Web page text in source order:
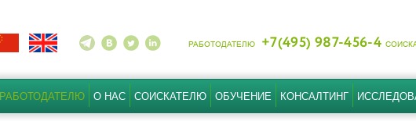
РАБОТОДАТЕЛЮ +7(495) 987-456-4
РАБОТОДАТЕЛЮ О НАС СОИСКАТЕЛЮ ОБУЧЕНИЕ КОНСАЛТИНГ